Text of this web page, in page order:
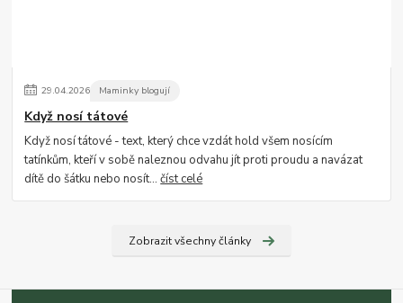
29.04.2026 Maminky blogují
Když nosí tátové
Když nosí tátové - text, který chce vzdát hold všem nosícím
tatínkům, kteří v sobě naleznou odvahu jít proti proudu a navázat
dítě do šátku nebo nosít...číst celé
Zobrazit všechny články